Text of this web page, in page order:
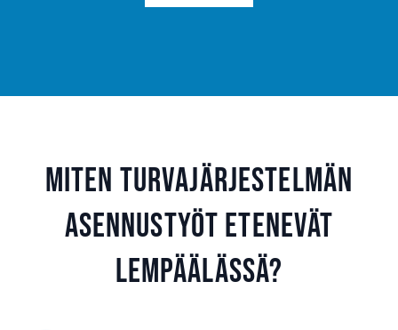
Miten turvajärjestelmän
asennustyöt etenevät
Lempäälässä?